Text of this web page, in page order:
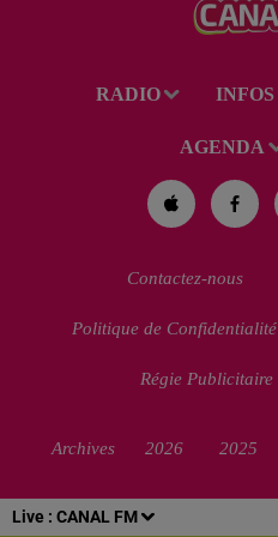
Live : CANAL FM
RADIO INFOS
AGENDA
Contactez-nous
Politique de Confidentialité
Régie Publicitaire
Archives 2026 2025